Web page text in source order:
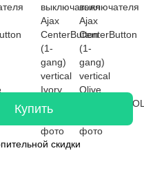
Купить
скидки